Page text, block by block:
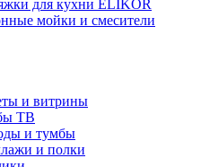
для кухни ELIKOR
мойки и смесители
и витрины
ТВ
и тумбы
и полки